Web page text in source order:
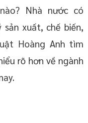
Nhà nước có
xuất, chế biến,
Hoàng Anh tìm
rõ hơn về ngành